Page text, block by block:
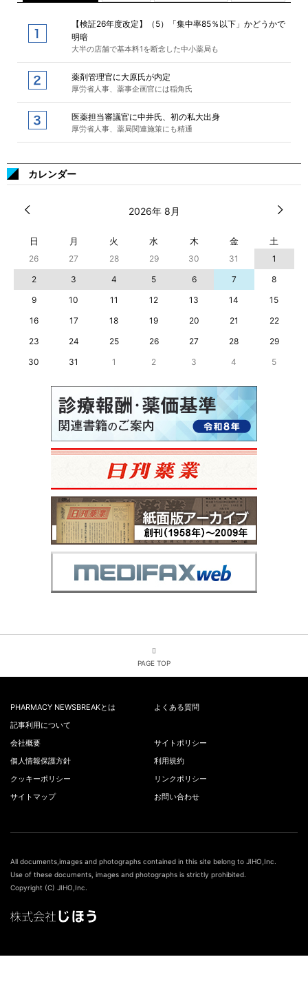
【検証26年度改定】（5）「集中率85％以下」かどうかで
明暗
大半の店舗で基本料1を断念した中小薬局も
薬剤管理官に大原氏が内定
厚労省人事、薬事企画官には稲角氏
医薬担当審議官に中井氏、初の私大出身
厚労省人事、薬局関連施策にも精通
カレンダー
2026年 8月
日 月 火 水 木 金 土
26 27 28 29 30 31
1
2
3 4 5 6 7
8
9
10 11 12 13 14
15
16
17 18 19 20 21
22
23
24 25 26 27 28
29
30
31 1 2 3 4 5
PAGE TOP
PHARMACY NEWSBREAKとは
よくある質問
記事利用について
会社概要
サイトポリシー
個人情報保護方針
利用規約
クッキーポリシー
リンクポリシー
サイトマップ
お問い合わせ
All documents,images and photographs contained in this site belong to JIHO,Inc.
Use of these documents, images and photographs is strictly prohibited.
Copyright (C) JIHO,Inc.